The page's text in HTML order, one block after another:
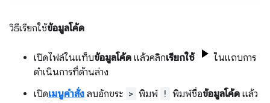
วิธีเรียกใช้ข้อมูลโค้ด
เปิดไฟล์ในแท็บข้อมูลโค้ด แล้วคลิกเรียกใช้
ในแถบการ
ดำเนินการที่ด้านล่าง
เปิดเมนูคำสั่ง ลบอักขระ > พิมพ์ ! พิมพ์ชื่อข้อมูลโค้ด แล้ว